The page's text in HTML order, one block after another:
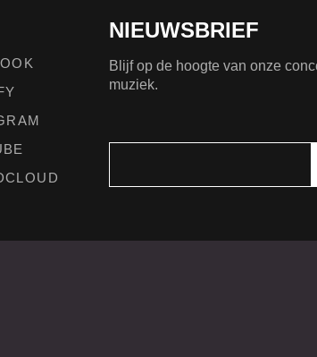
NIEUWSBRIEF
Blijf op de hoogte van onze
muziek.